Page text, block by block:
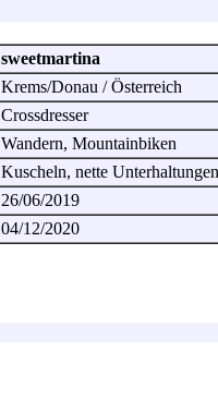
sweetmartina
Krems/Donau / Österreich
Crossdresser
Wandern, Mountainbiken
Kuscheln, nette
26/06/2019
04/12/2020